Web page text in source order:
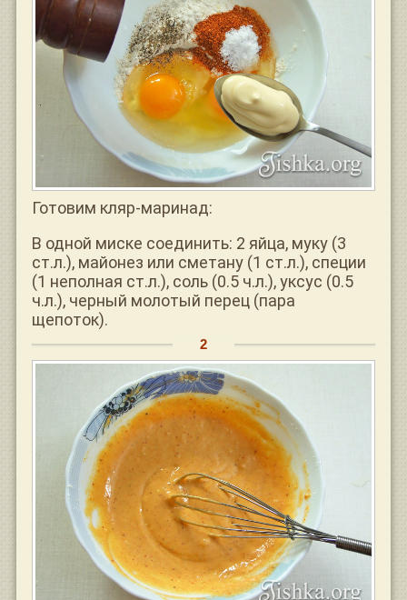
Готовим кляр-маринад:
В одной миске соединить: 2 яйца, муку (3
ст.л.), майонез или сметану (1 ст.л.), специи
(1 неполная ст.л.), соль (0.5 ч.л.), уксус (0.5
ч.л.), черный молотый перец (пара
щепоток).